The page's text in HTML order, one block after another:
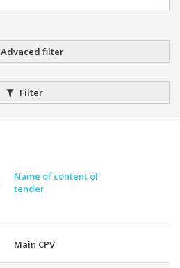
Advaced filter
Filter
Name of content of
tender
Main CPV